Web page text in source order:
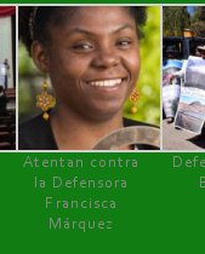
Atentan contra
la Defensora
Francisca
Márquez